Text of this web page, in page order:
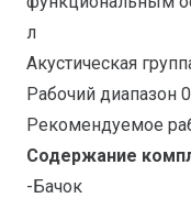
л
Акустическая
Рабочий диапазон
Рекомендуемое
Содержание
-Бачок